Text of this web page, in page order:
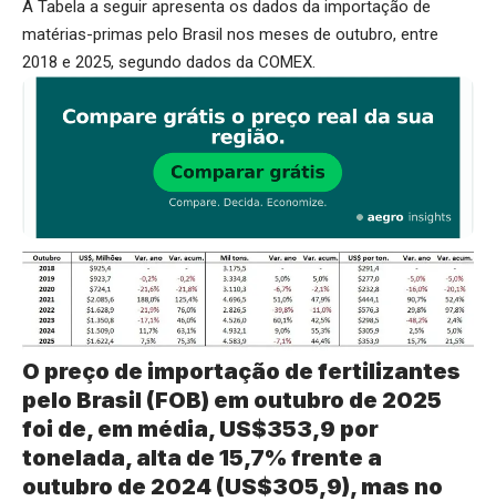
A Tabela a seguir apresenta os dados da importação de
matérias-primas pelo Brasil nos meses de outubro, entre
2018 e 2025, segundo dados da COMEX.
O preço de importação de fertilizantes
pelo Brasil (FOB) em outubro de 2025
foi de, em média, US$353,9 por
tonelada, alta de 15,7% frente a
outubro de 2024 (US$305,9), mas no